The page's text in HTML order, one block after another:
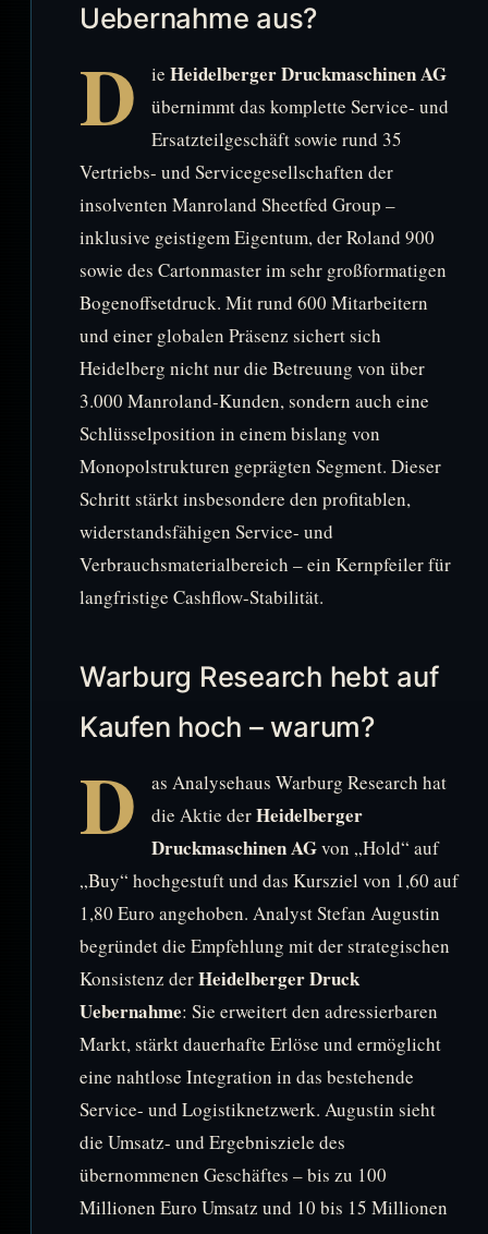
Uebernahme aus?
D ie Heidelberger Druckmaschinen AG
übernimmt das komplette Service- und
Ersatzteilgeschäft sowie rund 35
Vertriebs- und Servicegesellschaften der
insolventen Manroland Sheetfed Group –
inklusive geistigem Eigentum, der Roland 900
sowie des Cartonmaster im sehr großformatigen
Bogenoffsetdruck. Mit rund 600 Mitarbeitern
und einer globalen Präsenz sichert sich
Heidelberg nicht nur die Betreuung von über
3.000 Manroland-Kunden, sondern auch eine
Schlüsselposition in einem bislang von
Monopolstrukturen geprägten Segment. Dieser
Schritt stärkt insbesondere den profitablen,
widerstandsfähigen Service- und
Verbrauchsmaterialbereich – ein Kernpfeiler für
langfristige Cashflow-Stabilität.
Warburg Research hebt auf
Kaufen hoch – warum?
D
as Analysehaus Warburg Research hat
die Aktie derHeidelberger
Druckmaschinen AGvon „Hold“ auf
„Buy“ hochgestuft und das Kursziel von 1,60 auf
1,80 Euro angehoben. Analyst Stefan Augustin
begründet die Empfehlung mit der strategischen
Konsistenz derHeidelberger Druck
Uebernahme: Sie erweitert den adressierbaren
Markt, stärkt dauerhafte Erlöse und ermöglicht
eine nahtlose Integration in das bestehende
Service- und Logistiknetzwerk. Augustin sieht
die Umsatz- und Ergebnisziele des
übernommenen Geschäftes – bis zu 100
Millionen Euro Umsatz und 10 bis 15 Millionen